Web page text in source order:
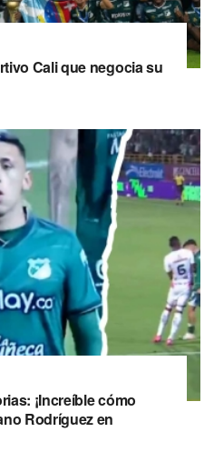
Cali que negocia su
¡Increíble cómo
Rodríguez en